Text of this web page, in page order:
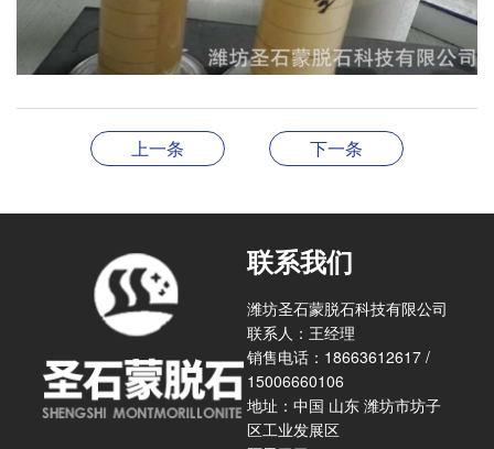
上一条 下一条
联系我们
潍坊圣石蒙脱石科技有限公司
联系人：王经理
销售电话：18663612617 /
15006660106
地址：中国 山东 潍坊市坊子
区工业发展区